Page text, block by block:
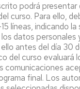
podrá
curso. Para ello,
líneas, indicando la
datos personales
antes del día 30
del curso evaluará
comunicaciones
final. Los